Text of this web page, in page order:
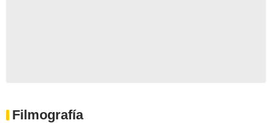
Filmografía